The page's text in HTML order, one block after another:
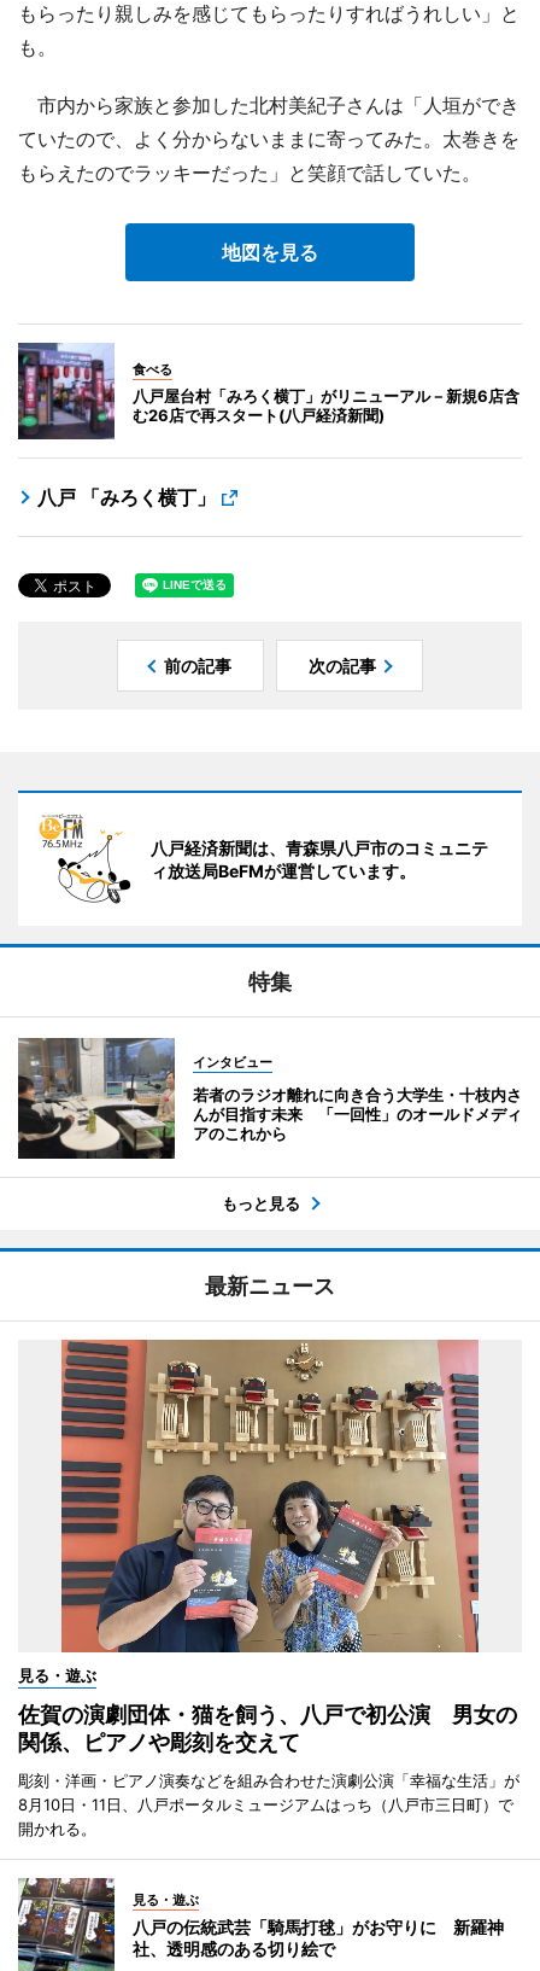
もらったり親しみを感じてもらったりすればうれしい」と
も。
市内から家族と参加した北村美紀子さんは「人垣ができ
ていたので、よく分からないままに寄ってみた。太巻きを
もらえたのでラッキーだった」と笑顔で話していた。
地図を見る
食べる
八戸屋台村「みろく横丁」がリニューアル－新規6店含
む26店で再スタート(八戸経済新聞)
八戸 「みろく横丁」
前の記事 次の記事
八戸経済新聞は、青森県八戸市のコミュニテ
ィ放送局BeFMが運営しています。
特集
インタビュー
若者のラジオ離れに向き合う大学生・十枝内さ
んが目指す未来 「一回性」のオールドメディ
アのこれから
もっと見る
最新ニュース
見る・遊ぶ
佐賀の演劇団体・猫を飼う、八戸で初公演 男女の
関係、ピアノや彫刻を交えて
彫刻・洋画・ピアノ演奏などを組み合わせた演劇公演「幸福な生活」が
8月10日・11日、八戸ポータルミュージアムはっち（八戸市三日町）で
開かれる。
見る・遊ぶ
八戸の伝統武芸「騎馬打毬」がお守りに 新羅神
社、透明感のある切り絵で